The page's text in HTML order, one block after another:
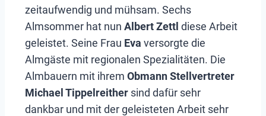
zeitaufwendig und mühsam. Sechs
Almsommer hat nun Albert Zettl diese Arbeit
geleistet. Seine Frau Eva versorgte die
Almgäste mit regionalen Spezialitäten. Die
Almbauern mit ihrem Obmann Stellvertreter
Michael Tippelreither sind dafür sehr
dankbar und mit der geleisteten Arbeit sehr